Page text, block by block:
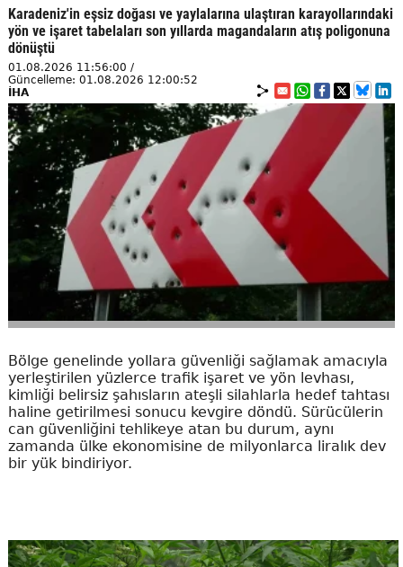
Karadeniz'in eşsiz doğası ve yaylalarına ulaştıran karayollarındaki
yön ve işaret tabelaları son yıllarda magandaların atış poligonuna
dönüştü
01.08.2026 11:56:00 /
Güncelleme: 01.08.2026 12:00:52
İHA
Bölge genelinde yollara güvenliği sağlamak amacıyla
yerleştirilen yüzlerce trafik işaret ve yön levhası,
kimliği belirsiz şahısların ateşli silahlarla hedef tahtası
haline getirilmesi sonucu kevgire döndü. Sürücülerin
can güvenliğini tehlikeye atan bu durum, aynı
zamanda ülke ekonomisine de milyonlarca liralık dev
bir yük bindiriyor.